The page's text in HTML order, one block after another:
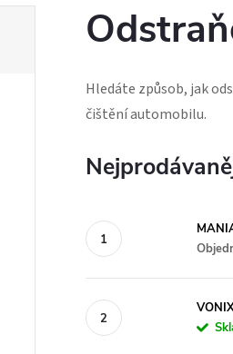
Hledáte způsob, jak
čištění automobilu.